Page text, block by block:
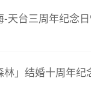
-天台三周年纪念
林」结婚十周年纪